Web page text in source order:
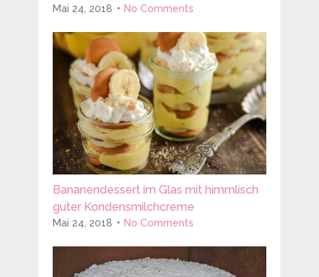
Mai 24, 2018 No Comments
Bananendessert im Glas mit himmlisch
guter Kondensmilchcreme
Mai 24, 2018 No Comments